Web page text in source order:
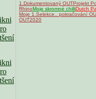
1.Dokumentovaný OUTProjekt
RhinoMoje skromné chilliDutch
Moje 1.Selekce.. pokračování
OUT2020